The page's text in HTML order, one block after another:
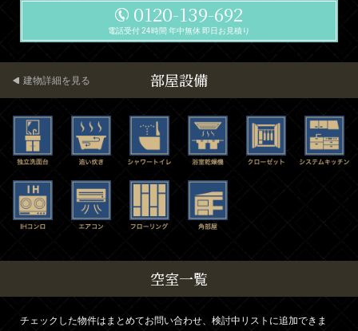
0120-139-692
電話受付 24時間 年中無休 即日お見積り
部屋設備
建物詳細を見る
空室一覧
チェックした物件はまとめてお問い合わせ、検討中リストに追加できま